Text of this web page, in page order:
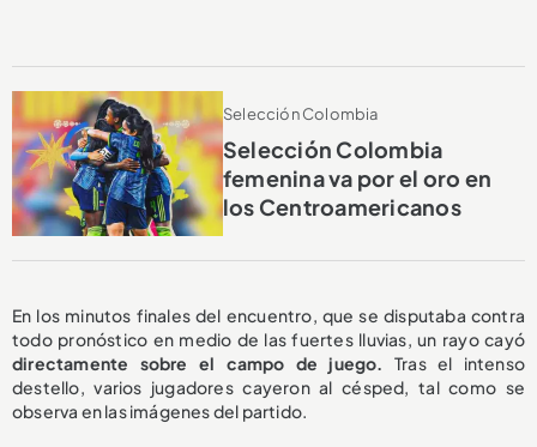
Selección Colombia
Selección Colombia
femenina va por el oro en
los Centroamericanos
En los minutos finales del encuentro, que se disputaba contra
todo pronóstico en medio de las fuertes lluvias, un rayo cayó
directamente sobre el campo de juego. Tras el intenso
destello, varios jugadores cayeron al césped, tal como se
observa en las imágenes del partido.